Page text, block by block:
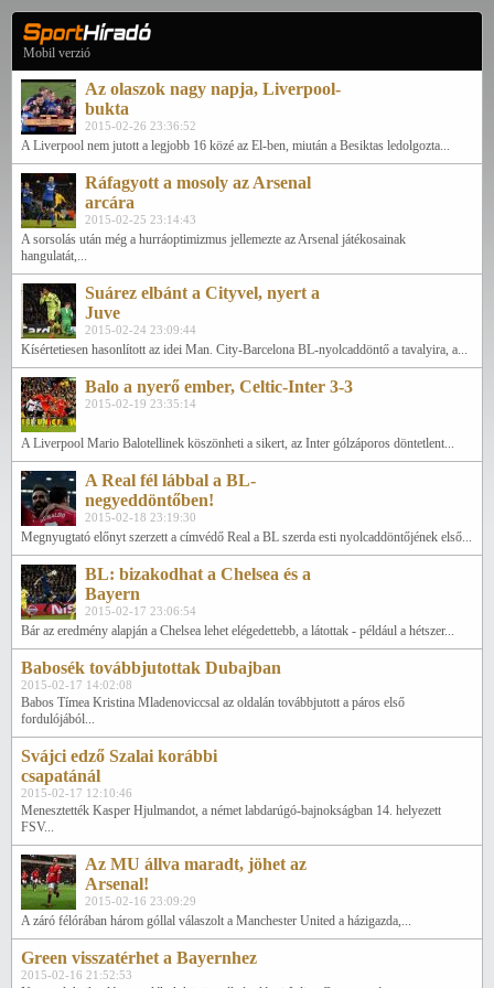
Mobil verzió
Az olaszok nagy napja, Liverpool-
bukta
2015-02-26 23:36:52
A Liverpool nem jutott a legjobb 16 közé az El-ben, miután a Besiktas ledolgozta...
Ráfagyott a mosoly az Arsenal
arcára
2015-02-25 23:14:43
A sorsolás után még a hurráoptimizmus jellemezte az Arsenal játékosainak
hangulatát,...
Suárez elbánt a Cityvel, nyert a
Juve
2015-02-24 23:09:44
Kísértetiesen hasonlított az idei Man. City-Barcelona BL-nyolcaddöntő a tavalyira, a...
Balo a nyerő ember, Celtic-Inter 3-3
2015-02-19 23:35:14
A Liverpool Mario Balotellinek köszönheti a sikert, az Inter gólzáporos döntetlent...
A Real fél lábbal a BL-
negyeddöntőben!
2015-02-18 23:19:30
Megnyugtató előnyt szerzett a címvédő Real a BL szerda esti nyolcaddöntőjének első...
BL: bizakodhat a Chelsea és a
Bayern
2015-02-17 23:06:54
Bár az eredmény alapján a Chelsea lehet elégedettebb, a látottak - például a hétszer...
Babosék továbbjutottak Dubajban
2015-02-17 14:02:08
Babos Tímea Kristina Mladenoviccsal az oldalán továbbjutott a páros első
fordulójából...
Svájci edző Szalai korábbi
csapatánál
2015-02-17 12:10:46
Menesztették Kasper Hjulmandot, a német labdarúgó-bajnokságban 14. helyezett
FSV...
Az MU állva maradt, jöhet az
Arsenal!
2015-02-16 23:09:29
A záró félórában három góllal válaszolt a Manchester United a házigazda,...
Green visszatérhet a Bayernhez
2015-02-16 21:52:53